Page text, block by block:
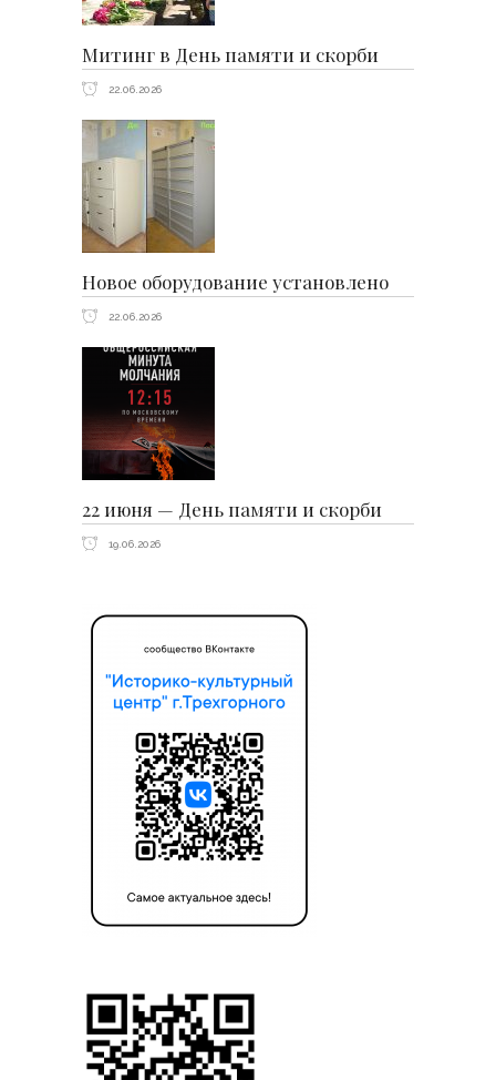
Митинг в День памяти и скорби
22.06.2026
Новое оборудование установлено
22.06.2026
22 июня — День памяти и скорби
19.06.2026